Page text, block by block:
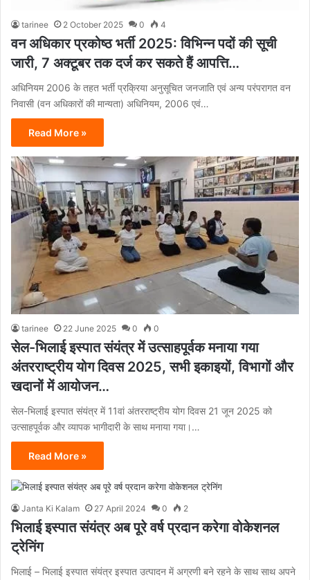
tarinee 2 October 2025 0 4
वन अधिकार प्रकोष्ठ भर्ती 2025: विभिन्न पदों की सूची
जारी, 7 अक्टूबर तक दर्ज कर सकते हैं आपत्ति…
अधिनियम 2006 के तहत भर्ती प्रक्रिया अनुसूचित जनजाति एवं अन्य परंपरागत वन
निवासी (वन अधिकारों की मान्यता) अधिनियम, 2006 एवं…
Read More »
tarinee 22 June 2025 0 0
सेल-भिलाई इस्पात संयंत्र में उत्साहपूर्वक मनाया गया
अंतरराष्ट्रीय योग दिवस 2025, सभी इकाइयों, विभागों और
खदानों में आयोजन…
सेल-भिलाई इस्पात संयंत्र में 11वां अंतरराष्ट्रीय योग दिवस 21 जून 2025 को
उत्साहपूर्वक और व्यापक भागीदारी के साथ मनाया गया।…
Read More »
Janta Ki Kalam 27 April 2024 0 2
भिलाई इस्पात संयंत्र अब पूरे वर्ष प्रदान करेगा वोकेशनल
ट्रेनिंग
भिलाई – भिलाई इस्पात संयंत्र इस्पात उत्पादन में अग्रणी बने रहने के साथ साथ अपने